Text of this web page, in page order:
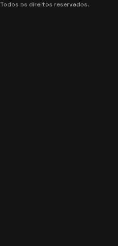
os direitos reservados.